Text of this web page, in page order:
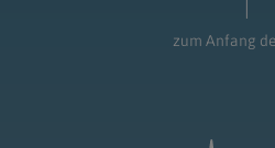
zum Anfang